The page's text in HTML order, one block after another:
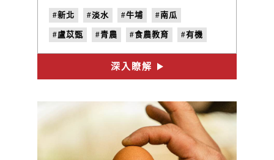
#新北
#淡水 #牛埔 #南瓜
#盧苡甄 #青農 #食農教育 #有機
深入瞭解